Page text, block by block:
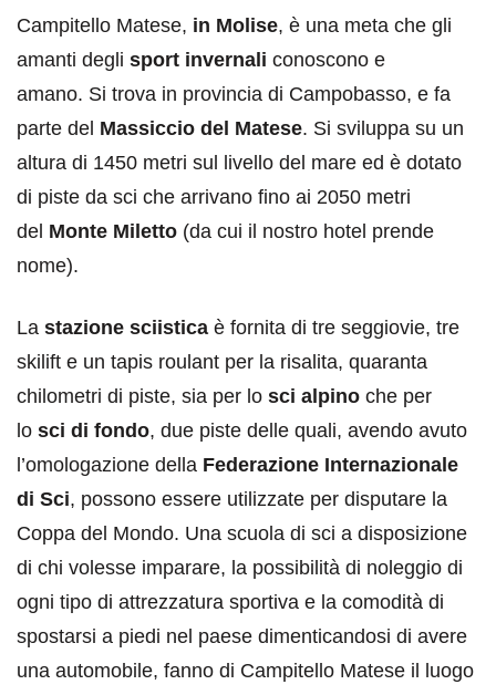
Campitello Matese, in Molise, è una meta che gli
amanti degli sport invernali conoscono e
amano. Si trova in provincia di Campobasso, e fa
parte del Massiccio del Matese. Si sviluppa su un
altura di 1450 metri sul livello del mare ed è dotato
di piste da sci che arrivano fino ai 2050 metri
del Monte Miletto (da cui il nostro hotel prende
nome).
La stazione sciistica è fornita di tre seggiovie, tre
skilift e un tapis roulant per la risalita, quaranta
chilometri di piste, sia per lo sci alpino che per
lo sci di fondo, due piste delle quali, avendo avuto
l’omologazione della Federazione Internazionale
di Sci, possono essere utilizzate per disputare la
Coppa del Mondo. Una scuola di sci a disposizione
di chi volesse imparare, la possibilità di noleggio di
ogni tipo di attrezzatura sportiva e la comodità di
spostarsi a piedi nel paese dimenticandosi di avere
una automobile, fanno di Campitello Matese il luogo